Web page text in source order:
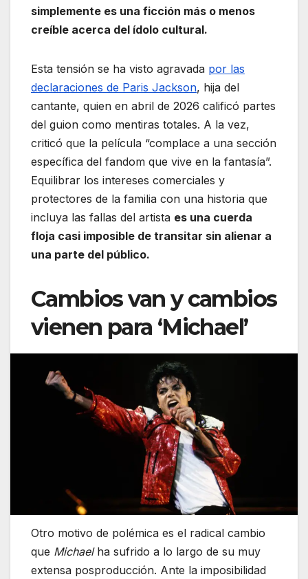
simplemente es una ficción más o menos
creíble acerca del ídolo cultural.
Esta tensión se ha visto agravada por las
declaraciones de Paris Jackson, hija del
cantante, quien en abril de 2026 calificó partes
del guion como mentiras totales. A la vez,
criticó que la película “complace a una sección
específica del fandom que vive en la fantasía”.
Equilibrar los intereses comerciales y
protectores de la familia con una historia que
incluya las fallas del artista es una cuerda
floja casi imposible de transitar sin alienar a
una parte del público.
Cambios van y cambios
vienen para ‘Michael’
Otro motivo de polémica es el radical cambio
que Michaelha sufrido a lo largo de su muy
extensa posproducción. Ante la imposibilidad